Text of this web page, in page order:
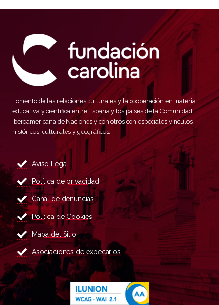
Fomento de las relaciones culturales y la cooperación en materia
educativa y científica entre España y los países de la Comunidad
Iberoamericana de Naciones y con otros con especiales vínculos
históricos, culturales y geográficos.
Aviso Legal
Política de privacidad
Canal de denuncias
Política de Cookies
Mapa del Sitio
Asociaciones de exbecarios